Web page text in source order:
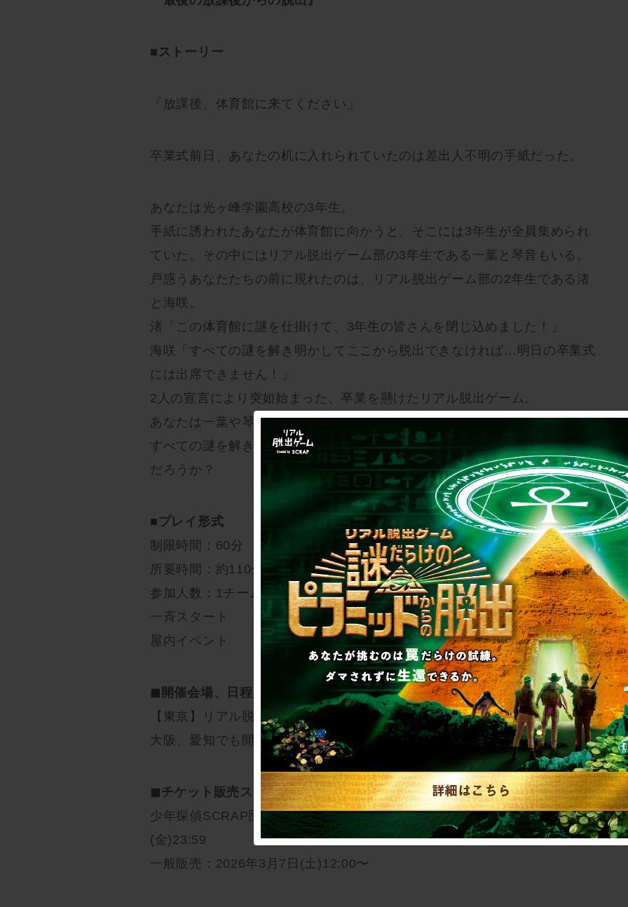
■ストーリー
「放課後、体育館に来てください」
卒業式前日、あなたの机に入れられていたのは差出人不明の手紙だった。
あなたは光ヶ峰学園高校の3年生。
手紙に誘われたあなたが体育館に向かうと、そこには3年生が全員集められ
ていた。その中にはリアル脱出ゲーム部の3年生である一葉と琴音もいる。
戸惑うあなたたちの前に現れたのは、リアル脱出ゲーム部の2年生である渚
と海咲。
渚「この体育館に謎を仕掛けて、3年生の皆さんを閉じ込めました！」
海咲「すべての謎を解き明かしてここから脱出できなければ…明日の卒業式
には出席できません！」
2人の宣言により突如始まった、卒業を懸けたリアル脱出ゲーム。
あなたは一葉や琴音と協力し、仕掛けられた謎を解き明かしていく。
すべての謎を解き明かし、この光ヶ峰学園から笑顔で卒業することができる
だろうか？
■プレイ形式
制限時間：60分
所要時間：約110分
参加人数：1チーム最大4人
一斉スタート
屋内イベント
◼︎開催会場、日程
【東京】リアル脱出ゲーム渋谷店：2026年5月21日(木)～6月21日(日)
大阪、愛知でも開催予定！
◼︎チケット販売スケジュール
少年探偵SCRAP団(FC)団員先行販売：2026年2月28日(土)12:00～3月6日
(金)23:59
一般販売：2026年3月7日(土)12:00〜